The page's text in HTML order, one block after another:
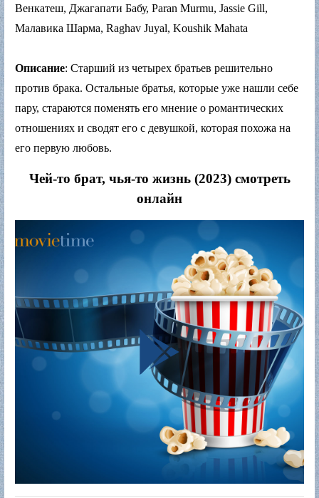
Венкатеш, Джагапати Бабу, Paran Murmu, Jassie Gill,
Малавика Шарма, Raghav Juyal, Koushik Mahata
Описание: Старший из четырех братьев решительно
против брака. Остальные братья, которые уже нашли себе
пару, стараются поменять его мнение о романтических
отношениях и сводят его с девушкой, которая похожа на
его первую любовь.
Чей-то брат, чья-то жизнь (2023) смотреть
онлайн